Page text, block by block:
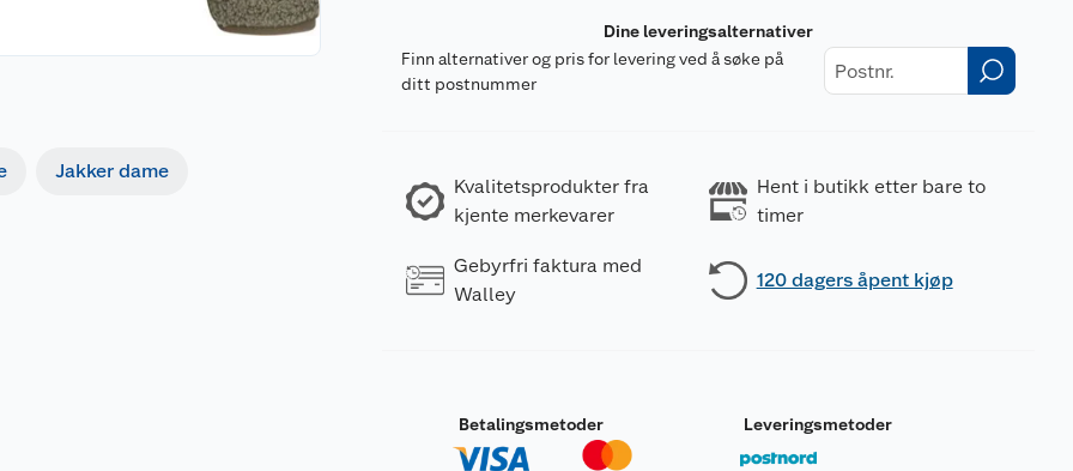
Jakker dame
Dine leveringsalternativer
Finn alternativer og pris for levering ved å søke på
ditt postnummer
Kvalitetsprodukter fra
kjente merkevarer
Hent i butikk etter bare to
timer
Gebyrfri faktura med
Walley
120 dagers åpent kjøp
Betalingsmetoder Leveringsmetoder